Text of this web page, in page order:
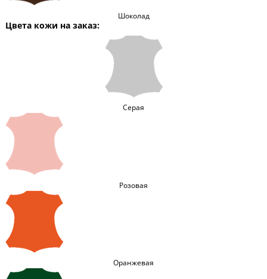
Шоколад
Цвета кожи на заказ:
Серая
Розовая
Оранжевая